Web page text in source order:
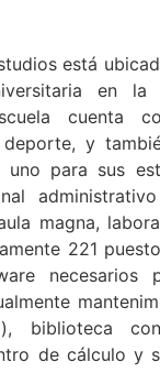
está
en la
cuenta
y
uno para sus
magna,
221
necesarios
biblioteca
de cálculo y